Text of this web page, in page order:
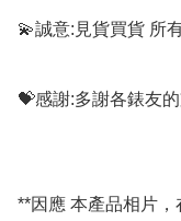
💫誠意:見貨買貨 所
💝感謝:多謝各錶友
**因應 本產品相片